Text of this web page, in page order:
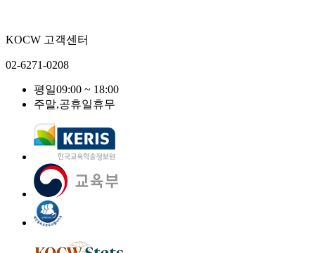
KOCW 고객센터
02-6271-0208
평일09:00 ~ 18:00
주말,공휴일휴무